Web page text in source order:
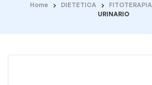
Home DIETETICA FITOTERAPIA
URINARIO